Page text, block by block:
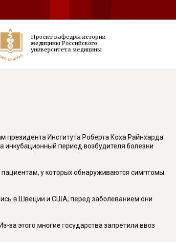
Проект кафедры истории
медицины Российского
университета медицины
Института Роберта Коха Райнхарда
инкубационный период возбудителя болезни
у которых обнаруживаются симптомы
в Швеции и США; перед заболеванием они
за этого многие государства запретили ввоз